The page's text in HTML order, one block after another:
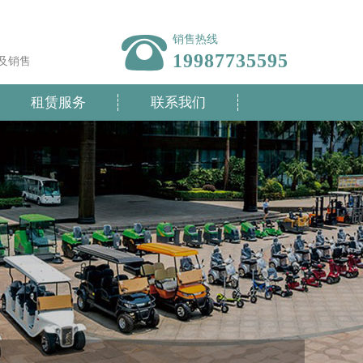
销售
销售热线
19987735595
租赁服务 联系我们